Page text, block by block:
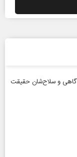
آگاهی و سلاح‌شان حقیقت